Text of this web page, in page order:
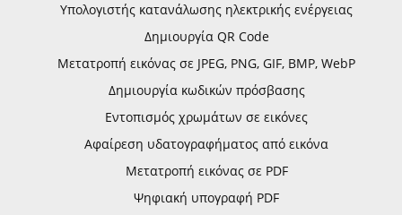
Υπολογιστής κατανάλωσης ηλεκτρικής ενέργειας
Δημιουργία QR Code
Μετατροπή εικόνας σε JPEG, PNG, GIF, BMP, WebP
Δημιουργία κωδικών πρόσβασης
Εντοπισμός χρωμάτων σε εικόνες
Αφαίρεση υδατογραφήματος από εικόνα
Μετατροπή εικόνας σε PDF
Ψηφιακή υπογραφή PDF